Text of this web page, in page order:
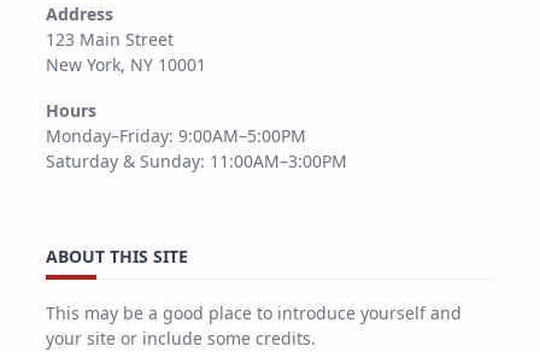
Address
123 Main Street
New York, NY 10001
Hours
Monday–Friday: 9:00AM–5:00PM
Saturday & Sunday: 11:00AM–3:00PM
ABOUT THIS SITE
This may be a good place to introduce yourself and
your site or include some credits.